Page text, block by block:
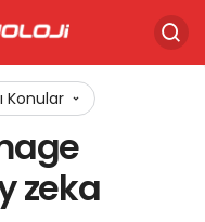
Konular
zeka